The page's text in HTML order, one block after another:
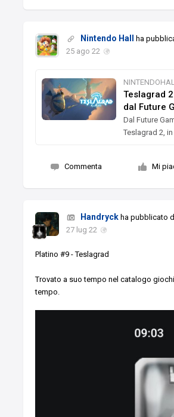
Nintendo Hall
ha
25 ago 22
Teslagrad
dal Future
Dal Future
Teslagrad 2,
Commenta Mi
Handryck ha pubblicato
27 lug 22
Platino #9 - Teslagrad
Trovato a suo tempo nel catalogo
tempo.